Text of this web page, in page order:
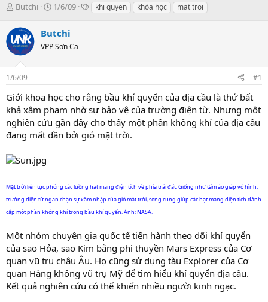
T
r
e
a
s
t
a
r
t
e
r
Butchi
N
y
g
i
1/6/09
Tkhi quyen khóa học mat troi
Butchi
VPP Sơn Ca
1/6/09 #1
Giới khoa học cho rằng bầu khí quyển của địa cầu là thứ bất
khả xâm phạm nhờ sự bảo vệ của trường điện từ. Nhưng một
nghiên cứu gần đây cho thấy một phần không khí của địa cầu
đang mất dần bởi gió mặt trời.
Mặt trời liên tục phóng các luồng hạt mang điện tích về phía trái đất. Giống như tấm áo giáp vô hình,
trường điện từ ngăn chặn sự xâm nhập của gió mặt trời, song cũng giúp các hạt mang điện tích đánh
cắp một phần không khí trong bầu khí quyển. Ảnh: NASA.
Một nhóm chuyên gia quốc tế tiến hành theo dõi khí quyển
của sao Hỏa, sao Kim bằng phi thuyền Mars Express của Cơ
quan vũ trụ châu Âu. Họ cũng sử dụng tàu Explorer của Cơ
quan Hàng không vũ trụ Mỹ để tìm hiểu khí quyển địa cầu.
Kết quả nghiên cứu có thể khiến nhiều người kinh ngạc.